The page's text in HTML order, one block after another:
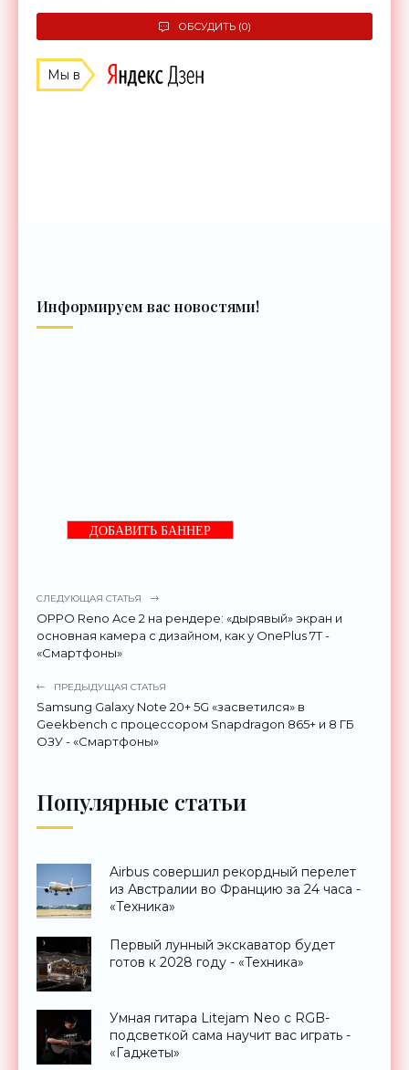
ОБСУДИТЬ (0)
Мы в
Информируем вас новостями!
ДОБАВИТЬ БАННЕР
СЛЕДУЮЩАЯ СТАТЬЯ
OPPO Reno Ace 2 на рендере: «дырявый» экран и
основная камера с дизайном, как у OnePlus 7T -
«Смартфоны»
ПРЕДЫДУЩАЯ СТАТЬЯ
Samsung Galaxy Note 20+ 5G «засветился» в
Geekbench c процессором Snapdragon 865+ и 8 ГБ
ОЗУ - «Смартфоны»
Популярные статьи
Airbus совершил рекордный перелет
из Австралии во Францию за 24 часа -
«Техника»
Первый лунный экскаватор будет
готов к 2028 году - «Техника»
Умная гитара Litejam Neo с RGB-
подсветкой сама научит вас играть -
«Гаджеты»